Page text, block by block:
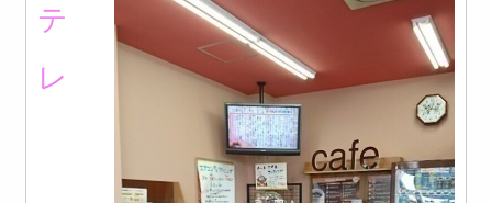
テ
レ